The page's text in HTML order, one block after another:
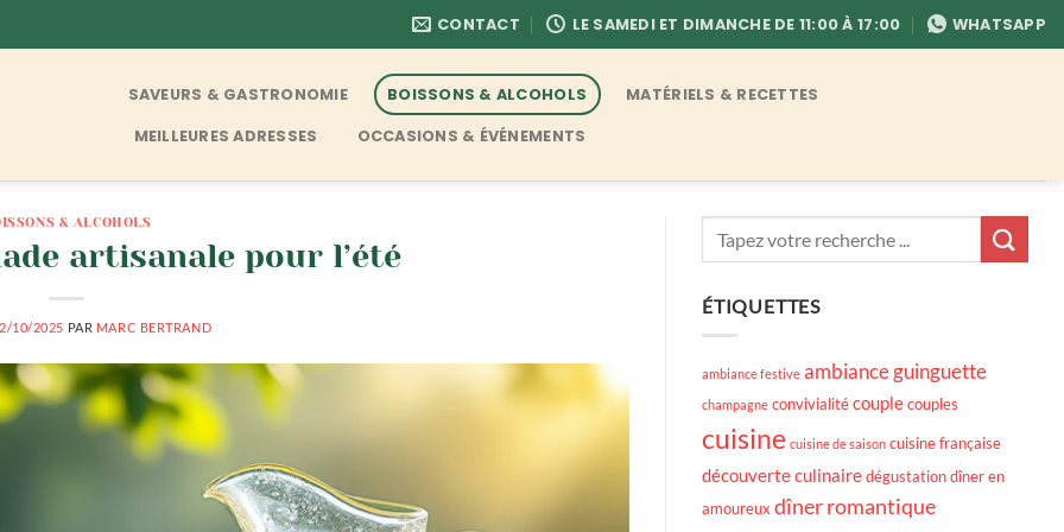
CONTACT LE SAMEDI ET DIMANCHE DE 11:00 À 17:00 WHATSAPP
SAVEURS & GASTRONOMIE BOISSONS & ALCOHOLS MATÉRIELS & RECETTES
MEILLEURES ADRESSES OCCASIONS & ÉVÉNEMENTS
& ALCOHOLS
artisanale pour l’été
10/2025 PAR MARC BERTRAND
ÉTIQUETTES
ambiance festive ambiance guinguette
champagne convivialitécouplecouples
cuisine cuisine de saison cuisine française
découverte culinairedégustationdîner en
amoureux dîner romantique